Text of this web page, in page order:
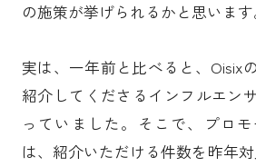
の施策が挙げられるかと思います
実は、一年前と比べると、Oisix
紹介してくださるインフルエン
っていました。そこで、プロ
は、紹介いただける件数を昨年